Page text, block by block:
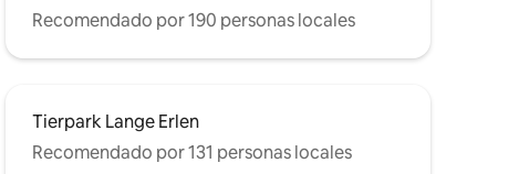
Recomendado por 190 personas locales
Tierpark Lange Erlen
Recomendado por 131 personas locales